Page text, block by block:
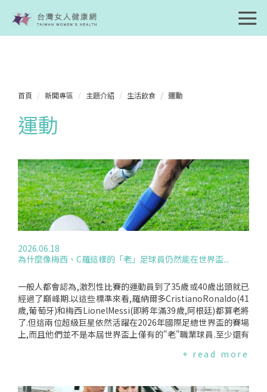
首頁 新聞專區 主題介紹 生活飲食 運動
運動
2026.06.18
為什麼像梅西、C羅這樣的「老」足球員仍然能在世界盃...
一般人都會認為,激烈性比賽的運動員到了35歲或40歲出頭就已
經過了巔峰期.以這些標準來看,羅納爾多CristianoRonaldo(41
歲,葡萄牙)和梅西LionelMessi(即將年滿39歲,阿根廷)都算老將
了.但這兩位超級巨星依然活躍在2026年國際足總世界盃的賽場
上,而且他們並不是本屆世界盃上僅有的"老"職業球員.至少還有
osimarJoseEvoraDias40歲,佛得角)；奧喬亞(GuillermoOch
+ read more